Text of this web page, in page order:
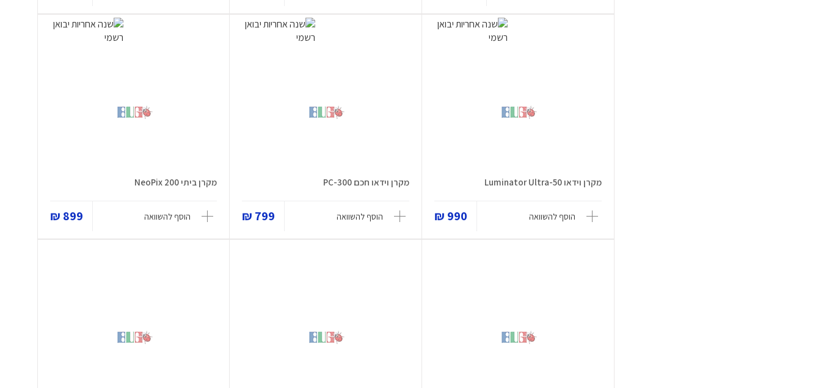
מקרן וידאו Luminator Ultra-50
הוסף להשוואה 990 ₪
מקרן וידאו חכם PC-300
הוסף להשוואה 799 ₪
מקרן ביתי NeoPix 200
הוסף להשוואה 899 ₪